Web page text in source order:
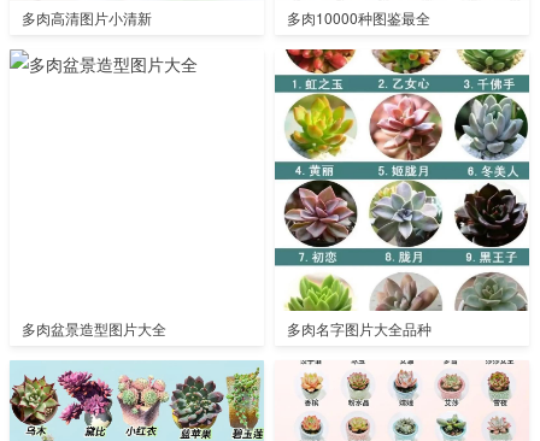
多肉高清图片小清新 多肉10000种图鉴最全
多肉盆景造型图片大全 多肉名字图片大全品种